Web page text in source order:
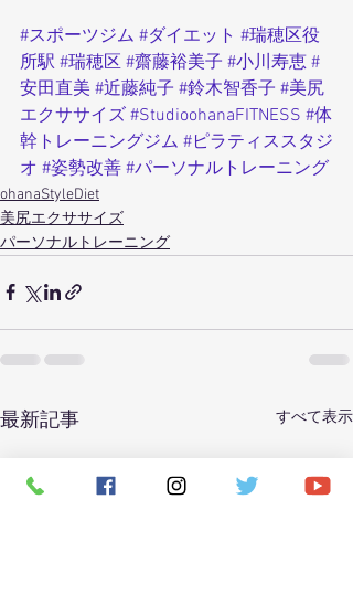
#スポーツジム #ダイエット #瑞穂区役
所駅 #瑞穂区 #齋藤裕美子 #小川寿恵 #
安田直美 #近藤純子 #鈴木智香子 #美尻
エクササイズ #StudioohanaFITNESS #体
幹トレーニングジム #ピラティススタジ
オ #姿勢改善 #パーソナルトレーニング
ohanaStyleDiet
美尻エクササイズ
パーソナルトレーニング
最新記事 すべて表示